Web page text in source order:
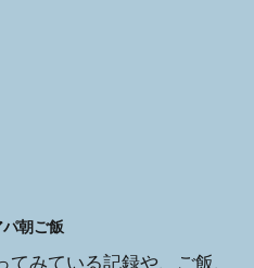
朝ご飯
みている記録や、ご飯、